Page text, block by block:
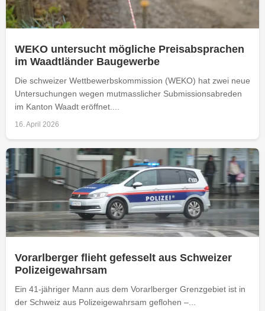
WEKO untersucht mögliche Preisabsprachen
im Waadtländer Baugewerbe
Die schweizer Wettbewerbskommission (WEKO) hat zwei neue
Untersuchungen wegen mutmasslicher Submissionsabreden
im Kanton Waadt eröffnet....
16. April 2026
Vorarlberger flieht gefesselt aus Schweizer
Polizeigewahrsam
Ein 41-jähriger Mann aus dem Vorarlberger Grenzgebiet ist in
der Schweiz aus Polizeigewahrsam geflohen –...